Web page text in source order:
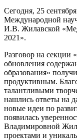
Сегодня, 25
Международной
И.В. Жилавской
2021».
Разговор на секции
обновления
образования»
продуктивным.
талантливыми
нашлись ответы на
новые идеи по
появилась
Владимировной
проектами и